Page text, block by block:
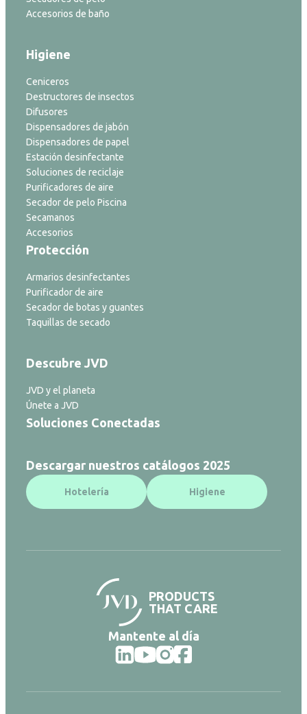
Accesorios de baño
Higiene
Ceniceros
Destructores de insectos
Difusores
Dispensadores de jabón
Dispensadores de papel
Estación desinfectante
Soluciones de reciclaje
Purificadores de aire
Secador de pelo Piscina
Secamanos
Accesorios
Protección
Armarios desinfectantes
Purificador de aire
Secador de botas y guantes
Taquillas de secado
Descubre JVD
JVD y el planeta
Únete a JVD
Soluciones Conectadas
Descargar nuestros catálogos 2025
Hotelería Higiene
PRODUCTS
THAT CARE
Mantente al día